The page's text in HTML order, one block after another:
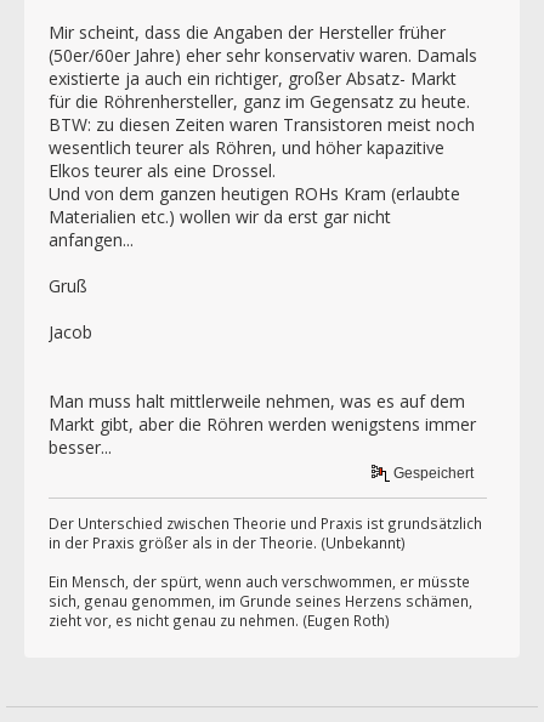
Mir scheint, dass die Angaben der Hersteller früher
(50er/60er Jahre) eher sehr konservativ waren. Damals
existierte ja auch ein richtiger, großer Absatz- Markt
für die Röhrenhersteller, ganz im Gegensatz zu heute.
BTW: zu diesen Zeiten waren Transistoren meist noch
wesentlich teurer als Röhren, und höher kapazitive
Elkos teurer als eine Drossel.
Und von dem ganzen heutigen ROHs Kram (erlaubte
Materialien etc.) wollen wir da erst gar nicht
anfangen...
Gruß
Jacob
Man muss halt mittlerweile nehmen, was es auf dem
Markt gibt, aber die Röhren werden wenigstens immer
besser...
Gespeichert
Der Unterschied zwischen Theorie und Praxis ist grundsätzlich
in der Praxis größer als in der Theorie. (Unbekannt)
Ein Mensch, der spürt, wenn auch verschwommen, er müsste
sich, genau genommen, im Grunde seines Herzens schämen,
zieht vor, es nicht genau zu nehmen. (Eugen Roth)